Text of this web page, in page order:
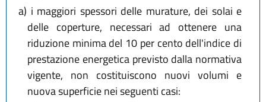
a) i maggiori spessori delle murature, dei solai e
delle coperture, necessari ad ottenere una
riduzione minima del 10 per cento dell'indice di
prestazione energetica previsto dalla normativa
vigente, non costituiscono nuovi volumi e
nuova superficie nei seguenti casi: